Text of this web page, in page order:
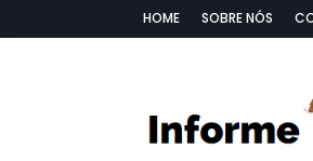
HOME SOBRE NÓS